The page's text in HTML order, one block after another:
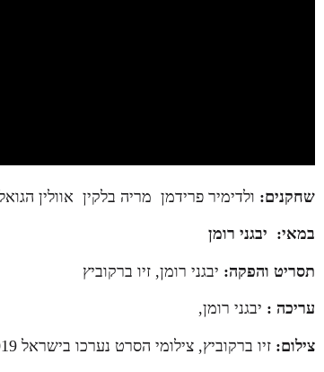
שחקנים: ולדימיר פרידמן מריה בלקין אוולין
במאי: יבגני רומן
תסריט והפקה: יבגני רומן, זיו ברקוביץ
עריכה : יבגני רומן,
צילום: זיו ברקוביץ, צילומי הסרט נערכו בישראל 2019